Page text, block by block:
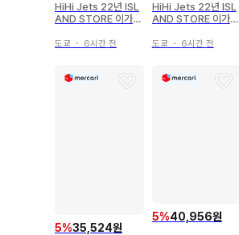
HiHi Jets 22년 ISL
AND STORE 이가리
2' 봄
도쿄 ・ 6시간 전
HiHi Jets 22년 ISL
AND STORE 이가리
봄
도쿄 ・ 6시간 전
5%35,524원
5%40,956원